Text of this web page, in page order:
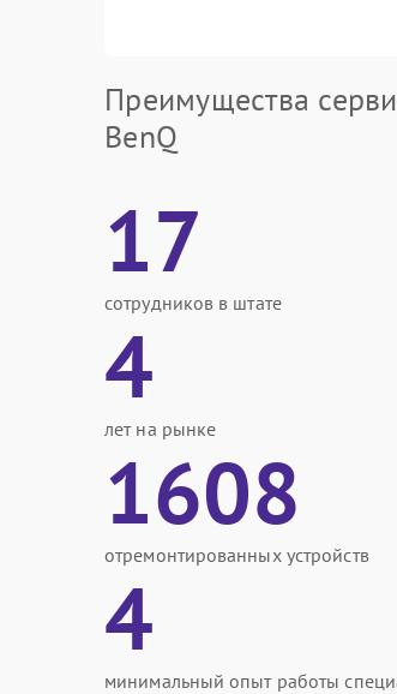
Преимущества
BenQ
17
сотрудников в штате
4
лет на рынке
1608
отремонтированных устройств
4
минимальный опыт работы